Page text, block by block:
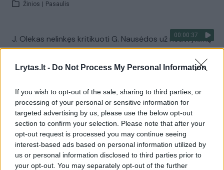
Lrytas.lt - Do Not Process My Personal Information
If you wish to opt-out of the sale, sharing to third parties, or
processing of your personal or sensitive information for
targeted advertising by us, please use the below opt-out
section to confirm your selection. Please note that after your
opt-out request is processed you may continue seeing
interest-based ads based on personal information utilized by
us or personal information disclosed to third parties prior to
your opt-out. You may separately opt-out of the further
Žinios Pasaulis
00:00:37
J. Olekas nelinkęs kritikuoti G. Nausėdos už neatvykimą
atsisveikinti su K. Prunskiene: „Gyvenime pasitaiko
visokių situacijų“
Visi įrašai
Žiūrimiausi įrašai